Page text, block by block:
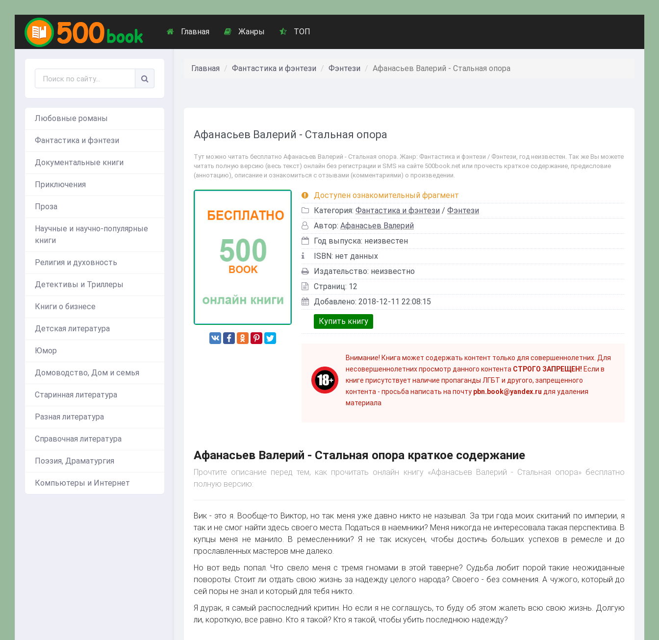
Главная Жанры ТОП
Любовные романы
Фантастика и фэнтези
Документальные книги
Приключения
Проза
Научные и научно-популярные
книги
Религия и духовность
Детективы и Триллеры
Книги о бизнесе
Детская литература
Юмор
Домоводство, Дом и семья
Старинная литература
Разная литература
Справочная литература
Поэзия, Драматургия
Компьютеры и Интернет
Главная Фантастика и фэнтези Фэнтези Афанасьев Валерий - Стальная опора
Афанасьев Валерий - Стальная опора
Тут можно читать бесплатно Афанасьев Валерий - Стальная опора. Жанр: Фантастика и фэнтези / Фэнтези, год неизвестен. Так же Вы можете
читать полную версию (весь текст) онлайн без регистрации и SMS на сайте 500book.net или прочесть краткое содержание, предисловие
(аннотацию), описание и ознакомиться с отзывами (комментариями) о произведении.
Доступен ознакомительный фрагмент
Категория: Фантастика и фэнтези / Фэнтези
Автор: Афанасьев Валерий
Год выпуска: неизвестен
ISBN: нет данных
Издательство: неизвестно
Страниц: 12
Добавлено: 2018-12-11 22:08:15
Купить книгу
Внимание! Книга может содержать контент только для совершеннолетних. Для
несовершеннолетних просмотр данного контента СТРОГО ЗАПРЕЩЕН! Если в
книге присутствует наличие пропаганды ЛГБТ и другого, запрещенного
контента - просьба написать на почту pbn.book@yandex.ru для удаления
материала
Афанасьев Валерий - Стальная опора краткое содержание
Прочтите описание перед тем, как прочитать онлайн книгу «Афанасьев Валерий - Стальная опора» бесплатно
полную версию:
Вик - это я. Вообще-то Виктор, но так меня уже давно никто не называл. За три года моих скитаний по империи, я
так и не смог найти здесь своего места. Податься в наемники? Меня никогда не интересовала такая перспектива. В
купцы меня не манило. В ремесленники? Я не так искусен, чтобы достичь больших успехов в ремесле и до
прославленных мастеров мне далеко.
Но вот ведь попал. Что свело меня с тремя гномами в этой таверне? Судьба любит порой такие неожиданные
повороты. Стоит ли отдать свою жизнь за надежду целого народа? Своего - без сомнения. А чужого, который до
сей поры не знал и который для тебя никто.
Я дурак, я самый распоследний критин. Но если я не соглашусь, то буду об этом жалеть всю свою жизнь. Долгую
ли, короткую, все равно. Кто я такой? Кто я такой, чтобы убить последнюю надежду?